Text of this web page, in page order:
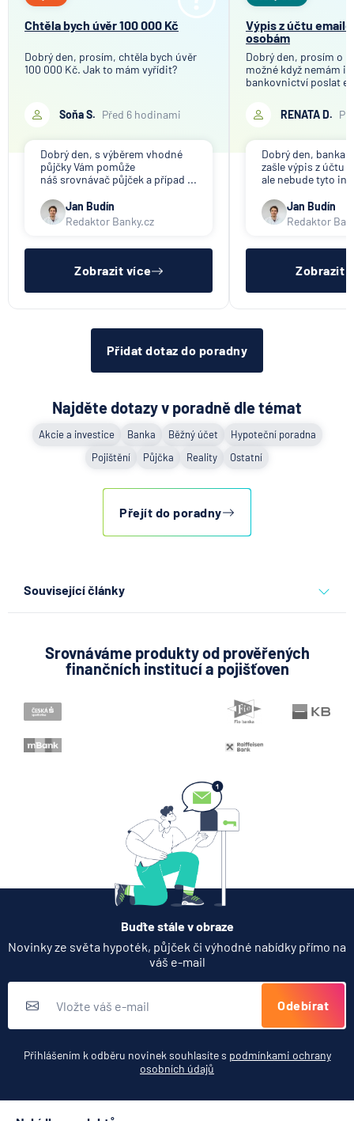
Chtěla bych úvěr 100 000 Kč
Dobrý den, prosím, chtěla bych úvěr
100 000 Kč. Jak to mám vyřídit?
Soňa S. Před 6 hodinami
Dobrý den, s výběrem vhodné
půjčky Vám pomůže
náš srovnávač půjček a případ ...
Jan Budín
Redaktor Banky.cz
Zobrazit více
Výpis z účtu
osobám
Dobrý den, prosím o
možné když nemám
bankovnictví poslat
RENATA D.
Dobrý den, banka
zašle výpis z účtu
ale nebude tyto
Jan Budín
Redaktor
Zobrazit
Přidat dotaz do poradny
Najděte dotazy v poradně dle témat
Akcie a investice Banka Běžný účet
Hypoteční poradna
Pojištění
Půjčka Reality Ostatní
Přejít do poradny
Související články
přímo v Partners App
6.8.2026 Daně
Když rozhoduje stres: nové
triky bankovních podvodníků
Partners Banka spouští
termínovaný vklad 4,33 %
p.a. na 6 měsíců
5.8.2026
Jak dnes vykládat výsledky
zátěžových testů ČNB
Zobrazit všechny články
Srovnáváme produkty od prověřených
finančních institucí a pojišťoven
Buďte stále v obraze
Novinky ze světa hypoték, půjček či výhodné nabídky přímo na
váš e-mail
Odebírat
Přihlášením k odběru novinek souhlasíte s podmínkami ochrany
osobních údajů